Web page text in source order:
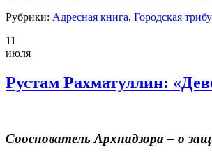
Рубрики: Адресная книга, Городская
11
июля
Рустам Рахматуллин:
СоосновательАрхнадзора – о